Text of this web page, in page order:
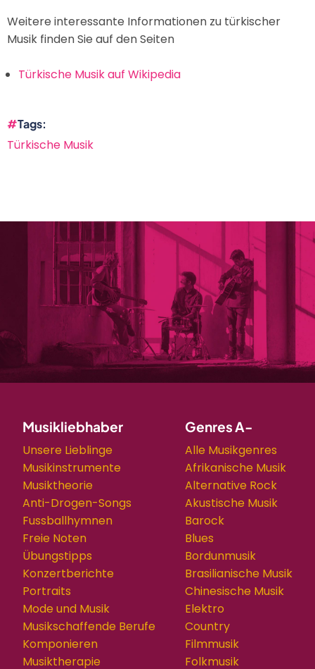
Weitere interessante Informationen zu türkischer
Musik finden Sie auf den Seiten
Türkische Musik auf Wikipedia
Tags
Türkische Musik
Musikliebhaber
Unsere Lieblinge
Musikinstrumente
Musiktheorie
Anti-Drogen-Songs
Fussballhymnen
Freie Noten
Übungstipps
Konzertberichte
Portraits
Mode und Musik
Musikschaffende Berufe
Komponieren
Musiktherapie
Genres A-
Alle Musikgenres
Afrikanische Musik
Alternative Rock
Akustische Musik
Barock
Blues
Bordunmusik
Brasilianische Musik
Chinesische Musik
Elektro
Country
Filmmusik
Folkmusik